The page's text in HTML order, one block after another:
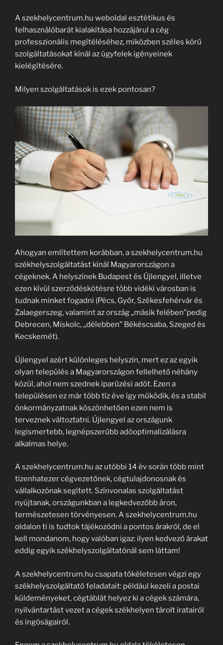
A szekhelycentrum.hu weboldal esztétikus és
felhasználóbarát kialakítása hozzájárul a cég
professzionális megítéléséhez, miközben széles körű
szolgáltatásokat kínál az ügyfelek igényeinek
kielégítésére.
Milyen szolgáltatások is ezek pontosan?
Ahogyan említettem korábban, a szekhelycentrum.hu
székhelyszolgáltatást kínál Magyarországon a
cégeknek. A helyszínek Budapest és Újlengyel, illetve
ezen kívül szerződéskötésre több vidéki városban is
tudnak minket fogadni (Pécs, Győr, Székesfehérvár és
Zalaegerszeg, valamint az ország „másik felében”pedig
Debrecen, Miskolc, „délebben” Békéscsaba, Szeged és
Kecskemét).
Újlengyel azért különleges helyszín, mert ez az egyik
olyan település a Magyarországon fellelhető néhány
közül, ahol nem szednek iparűzési adót. Ezen a
településen ez már több tíz éve így működik, és a stabil
önkormányzatnak köszönhetően ezen nem is
terveznek változtatni. Újlengyel az országunk
legismertebb, legnépszerűbb adóoptimalizálásra
alkalmas helye.
A szekhelycentrum.hu az utóbbi 14 év során több mint
tizenhatezer cégvezetőnek, cégtulajdonosnak és
vállalkozónak segített. Színvonalas szolgáltatást
nyújtanak, országunkban a legkedvezőbb áron,
természetesen törvényesen. A szekhelycentrum.hu
oldalon ti is tudtok tájékozódni a pontos árakról, de el
kell mondanom, hogy valóban igaz: ilyen kedvező árakat
eddig egyik székhelyszolgáltatónál sem láttam!
A szekhelycentrum.hu csapata tökéletesen végzi egy
székhelyszolgáltató feladatait: például kezeli a postai
küldeményeket, cégtáblát helyez ki a cégek számára,
nyilvántartást vezet a cégek székhelyen tárolt iratairól
és ingóságairól.